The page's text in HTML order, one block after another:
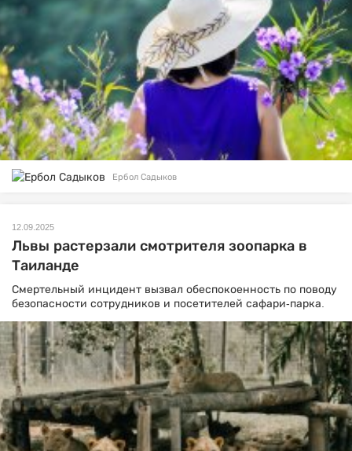
Ербол Садыков
12.09.2025
Львы растерзали смотрителя зоопарка в
Таиланде
Смертельный инцидент вызвал обеспокоенность по поводу
безопасности сотрудников и посетителей сафари-парка.